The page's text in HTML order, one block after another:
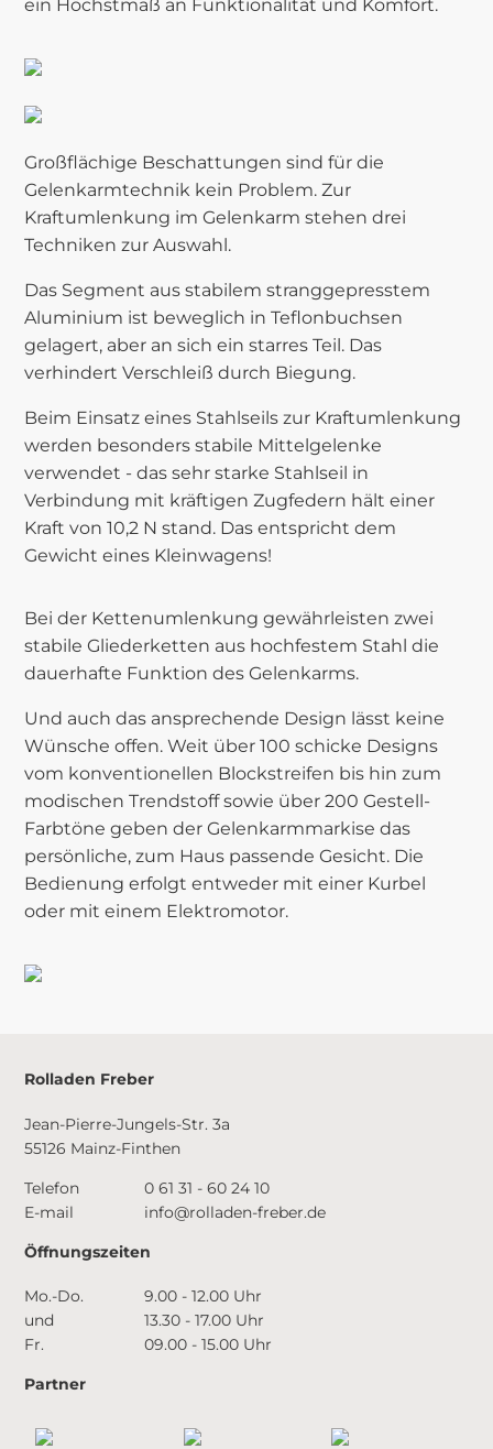
ein Höchstmaß an Funktionalität und Komfort.
Großflächige Beschattungen sind für die
Gelenkarmtechnik kein Problem. Zur
Kraftumlenkung im Gelenkarm stehen drei
Techniken zur Auswahl.
Das Segment aus stabilem stranggepresstem
Aluminium ist beweglich in Teflonbuchsen
gelagert, aber an sich ein starres Teil. Das
verhindert Verschleiß durch Biegung.
Beim Einsatz eines Stahlseils zur Kraftumlenkung
werden besonders stabile Mittelgelenke
verwendet - das sehr starke Stahlseil in
Verbindung mit kräftigen Zugfedern hält einer
Kraft von 10,2 N stand. Das entspricht dem
Gewicht eines Kleinwagens!
Bei der Kettenumlenkung gewährleisten zwei
stabile Gliederketten aus hochfestem Stahl die
dauerhafte Funktion des Gelenkarms.
Und auch das ansprechende Design lässt keine
Wünsche offen. Weit über 100 schicke Designs
vom konventionellen Blockstreifen bis hin zum
modischen Trendstoff sowie über 200 Gestell-
Farbtöne geben der Gelenkarmmarkise das
persönliche, zum Haus passende Gesicht. Die
Bedienung erfolgt entweder mit einer Kurbel
oder mit einem Elektromotor.
Rolladen Freber
Jean-Pierre-Jungels-Str. 3a
55126 Mainz-Finthen
Telefon
0 61 31 - 60 24 10
E-mail
info@rolladen-freber.de
Öffnungszeiten
Mo.-Do.
9.00 - 12.00 Uhr
und
13.30 - 17.00 Uhr
Fr.
09.00 - 15.00 Uhr
Partner